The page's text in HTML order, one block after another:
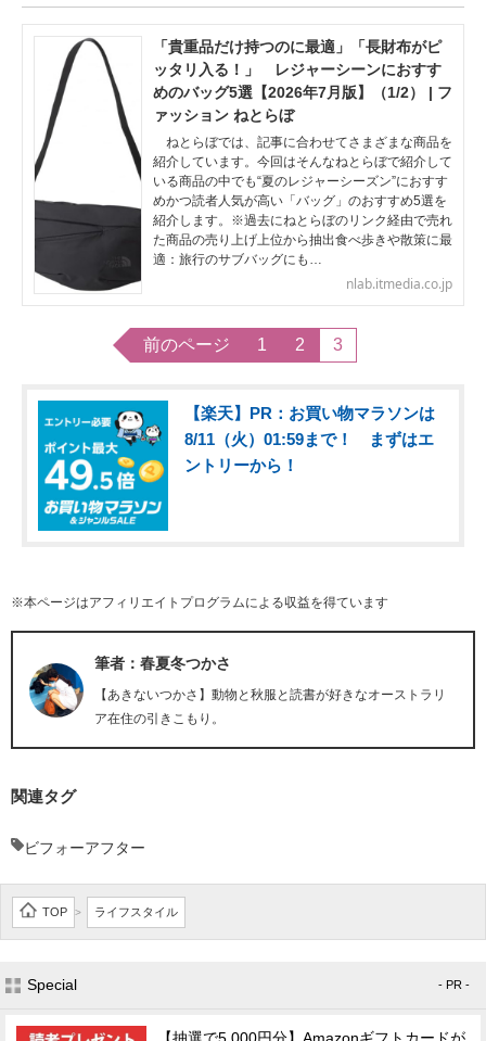
「貴重品だけ持つのに最適」「長財布がピ
ッタリ入る！」 レジャーシーンにおすす
めのバッグ5選【2026年7月版】（1/2） | フ
ァッション ねとらぼ
ねとらぼでは、記事に合わせてさまざまな商品を
紹介しています。今回はそんなねとらぼで紹介して
いる商品の中でも“夏のレジャーシーズン”におすす
めかつ読者人気が高い「バッグ」のおすすめ5選を
紹介します。※過去にねとらぼのリンク経由で売れ
た商品の売り上げ上位から抽出食べ歩きや散策に最
適：旅行のサブバッグにも…
nlab.itmedia.co.jp
前のページ 1 2 3
【楽天】PR：お買い物マラソンは
8/11（火）01:59まで！ まずはエ
ントリーから！
※本ページはアフィリエイトプログラムによる収益を得ています
筆者：春夏冬つかさ
【あきないつかさ】動物と秋服と読書が好きなオーストラリ
ア在住の引きこもり。
関連タグ
ビフォーアフター
TOP > ライフスタイル
Special - PR -